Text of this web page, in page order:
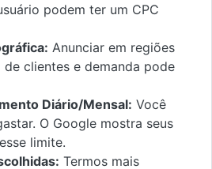
podem ter um CPC
Anunciar em regiões
clientes e demanda pode
Diário/Mensal: Você
O Google mostra seus
limite.
Termos mais